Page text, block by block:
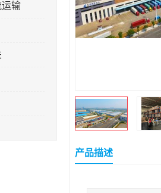
输
产品描述